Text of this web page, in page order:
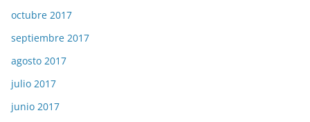
octubre 2017
septiembre 2017
agosto 2017
julio 2017
junio 2017